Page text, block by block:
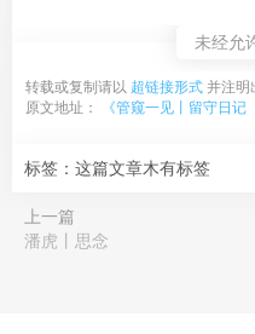
未经允
转载或复制请以 超链接形式 并注明
原文地址：
《管窥一见丨留守日
标签：这篇文章木有标签
上一篇
潘虎丨思念